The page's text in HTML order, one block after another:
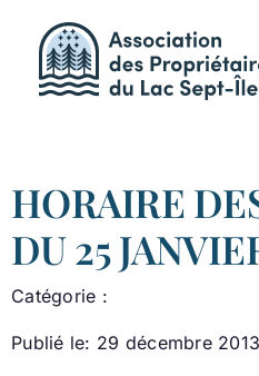
contenu
HORAIRE
DU 25
Catégorie :
Publié le: 29 décembre 2013